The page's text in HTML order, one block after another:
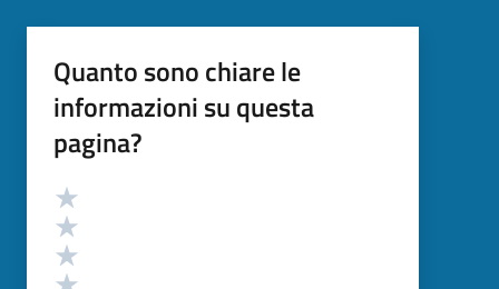
Quanto sono chiare le
informazioni su questa
pagina?
Valutazione